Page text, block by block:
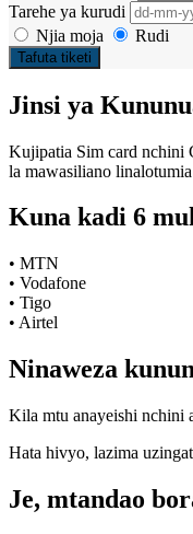
Tarehe ya kurudi
Njia moja
Rudi
Tafuta tiketi
Jinsi ya
Kujipatia Sim card nchini
la mawasiliano
Kuna kadi 6
• MTN
• Vodafone
• Tigo
• Airtel
Ninaweza
Kila mtu anayeishi nchini
Hata hivyo, lazima
Je, mtandao